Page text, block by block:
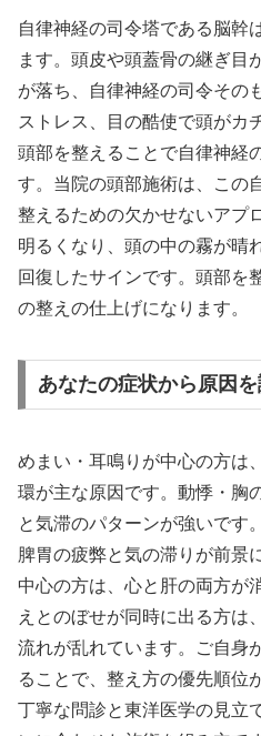
自律神経の司令塔である脳幹
ます。頭皮や頭蓋骨の継ぎ目
が落ち、自律神経の司令その
ストレス、目の酷使で頭がカ
頭部を整えることで自律神経
す。当院の頭部施術は、この
整えるための欠かせないアプ
明るくなり、頭の中の霧が晴
回復したサインです。頭部を
の整えの仕上げになります。
あなたの症状から原因を
めまい・耳鳴りが中心の方は
環が主な原因です。動悸・胸
と気滞のパターンが強いです
脾胃の疲弊と気の滞りが前景
中心の方は、心と肝の両方が
えとのぼせが同時に出る方は
流れが乱れています。ご自身
ることで、整え方の優先順位
丁寧な問診と東洋医学の見立